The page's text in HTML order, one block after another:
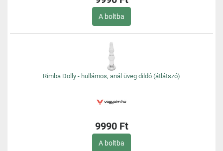
A boltba
Rimba Dolly - hullámos, anál üveg dildó (átlátszó)
9990 Ft
A boltba